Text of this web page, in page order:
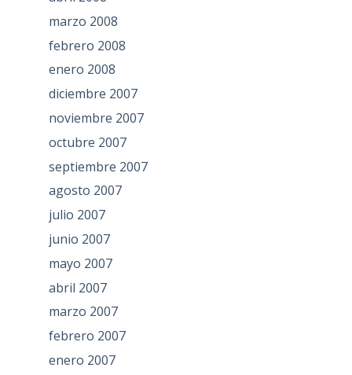
marzo 2008
febrero 2008
enero 2008
diciembre 2007
noviembre 2007
octubre 2007
septiembre 2007
agosto 2007
julio 2007
junio 2007
mayo 2007
abril 2007
marzo 2007
febrero 2007
enero 2007